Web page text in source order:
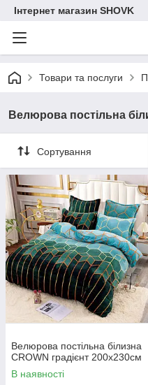
Інтернет магазин SHOVK
Товари та послуги
Велюрова постільна
Сортування
Велюрова постільна білизна
CROWN градієнт 200х230см
В наявності